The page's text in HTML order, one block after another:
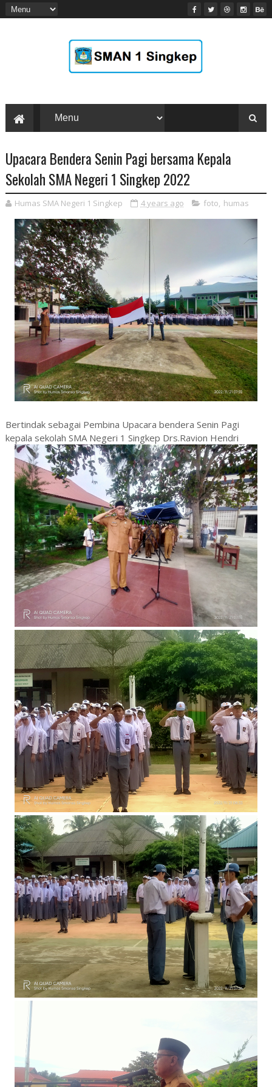
Upacara Bendera Senin Pagi bersama Kepala
Sekolah SMA Negeri 1 Singkep 2022
Humas SMA Negeri 1 Singkep 4 years ago foto humas
Bertindak sebagai Pembina Upacara bendera Senin Pagi
kepala sekolah SMA Negeri 1 Singkep Drs.Ravion Hendri